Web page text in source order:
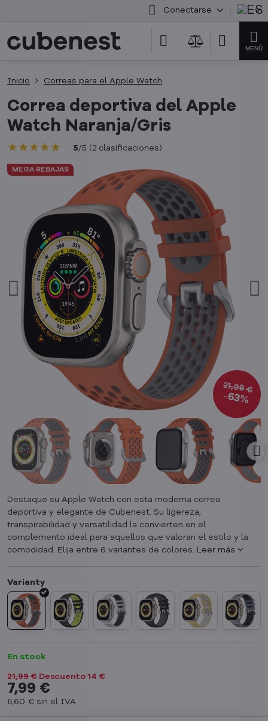
Conectarse
MEGA REBAJAS
21,99 €
63%
Inicio Correas para el Apple Watch
Correa deportiva del Apple
Watch Naranja/Gris
★★★★★
★★★★★
★★★★★ 5/5 (2 clasificaciones)
Destaque su Apple Watch con esta moderna correa
deportiva y elegante de Cubenest. Su ligereza,
transpirabilidad y versatilidad la convierten en el
complemento ideal para aquellos que valoran el estilo y la
comodidad. Elija entre 6 variantes de colores. Leer más
En stock
21,99 € Descuento 14 €
7,99 €
6,60 € sin el IVA